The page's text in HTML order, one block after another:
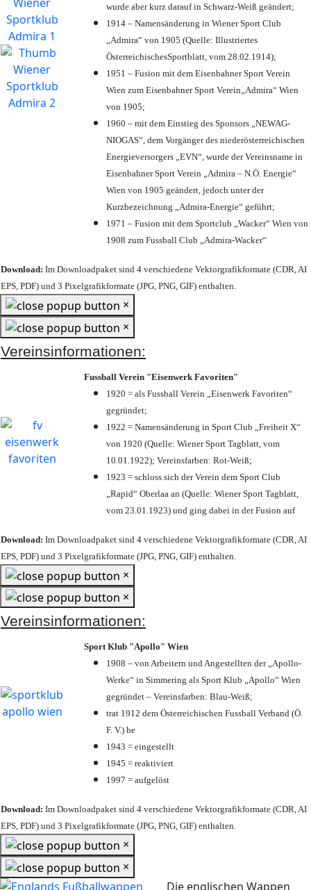
wurde aber kurz darauf in Schwarz-Weiß geändert;
1914 – Namensänderung in Wiener Sport Club
„Admira“ von 1905 (Quelle: Illustriertes
ÖsterreichischesSportblatt, vom 28.02.1914);
1951 – Fusion mit dem Eisenbahner Sport Verein
Wien zum Eisenbahner Sport Verein„Admira“ Wien
von 1905;
1960 – mit dem Einstieg des Sponsors „NEWAG-
NIOGAS“, dem Vorgänger des niederösterreichischen
Energieversorgers „EVN“, wurde der Vereinsname in
Eisenbahner Sport Verein „Admira – N.Ö. Energie“
Wien von 1905 geändert, jedoch unter der
Kurzbezeichnung „Admira-Energie“ geführt;
1971 – Fusion mit dem Sportclub „Wacker“ Wien von
1908 zum Fussball Club „Admira-Wacker“
Download: Im Downloadpaket sind 4 verschiedene Vektorgrafikformate (CDR, AI
EPS, PDF) und 3 Pixelgrafikformate (JPG, PNG, GIF) enthalten.
×
×
Vereinsinformationen:
Fussball Verein "Eisenwerk Favoriten"
1920 = als Fussball Verein „Eisenwerk Favoriten“
gegründet;
1922 = Namensänderung in Sport Club „Freiheit X“
von 1920 (Quelle: Wiener Sport Tagblatt, vom
10.01.1922); Vereinsfarben: Rot-Weiß;
1923 = schloss sich der Verein dem Sport Club
„Rapid“ Oberlaa an (Quelle: Wiener Sport Tagblatt,
vom 23.01.1923) und ging dabei in der Fusion auf
Download: Im Downloadpaket sind 4 verschiedene Vektorgrafikformate (CDR, AI
EPS, PDF) und 3 Pixelgrafikformate (JPG, PNG, GIF) enthalten.
×
×
Vereinsinformationen:
Sport Klub "Apollo" Wien
1908 – von Arbeitern und Angestellten der „Apollo-
Werke“ in Simmering als Sport Klub „Apollo“ Wien
gegründet – Vereinsfarben: Blau-Weiß;
trat 1912 dem Österreichischen Fussball Verband (Ö.
F. V.) be
1943 = eingestellt
1945 = reaktiviert
1997 = aufgelöst
Download: Im Downloadpaket sind 4 verschiedene Vektorgrafikformate (CDR, AI
EPS, PDF) und 3 Pixelgrafikformate (JPG, PNG, GIF) enthalten.
×
×
Die englischen Wappen